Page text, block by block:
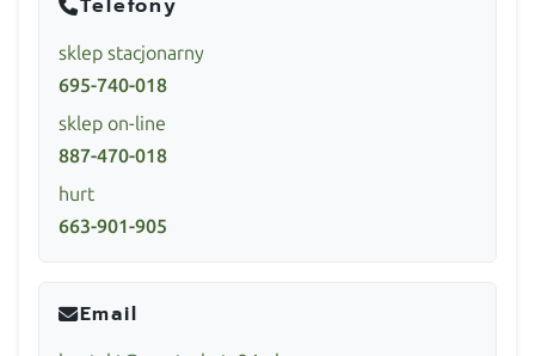
sklep stacjonarny
695-740-018
sklep on-line
887-470-018
hurt
663-901-905
Email